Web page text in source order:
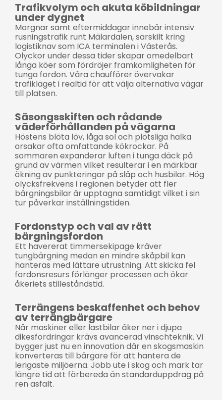
Trafikvolym och akuta köbildningar
under dygnet
Morgnar samt eftermiddagar innebär intensiv
rusningstrafik runt Mälardalen, särskilt kring
logistiknav som ICA terminalen i Västerås.
Olyckor under dessa tider skapar omedelbart
långa köer som fördröjer framkomligheten för
tunga fordon. Våra chaufförer övervakar
trafikläget i realtid för att välja alternativa vägar
till platsen.
Säsongsskiften och rådande
väderförhållanden på vägarna
Höstens blöta löv, låga sol och plötsliga halka
orsakar ofta omfattande kökrockar. På
sommaren expanderar luften i tunga däck på
grund av värmen vilket resulterar i en märkbar
ökning av punkteringar på släp och husbilar. Hög
olycksfrekvens i regionen betyder att fler
bärgningsbilar är upptagna samtidigt vilket i sin
tur påverkar inställningstiden.
Fordonstyp och val av rätt
bärgningsfordon
Ett havererat timmersekipage kräver
tungbärgning medan en mindre skåpbil kan
hanteras med lättare utrustning. Att skicka fel
fordonsresurs förlänger processen och ökar
åkeriets stilleståndstid.
Terrängens beskaffenhet och behov
av terrängbärgare
När maskiner eller lastbilar åker ner i djupa
dikesfordringar krävs avancerad vinschteknik. Vi
bygger just nu en innovation där en skogsmaskin
konverteras till bärgare för att hantera de
lerigaste miljöerna. Jobb ute i skog och mark tar
längre tid att förbereda än standarduppdrag på
ren asfalt.